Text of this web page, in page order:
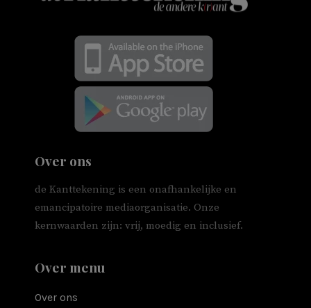
Over ons
de Kanttekening is een onafhankelijke en
emancipatoire mediaorganisatie. Onze
kernwaarden zijn: vrij, moedig en inclusief.
Over menu
Over ons